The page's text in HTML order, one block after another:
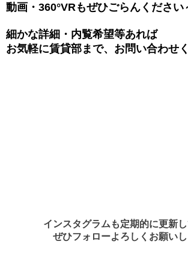
動画・360°VRもぜひごらんくださ
細かな詳細・内覧希望等あれば
お気軽に賃貸部まで、お問い合わせ
インスタグラムも定期的に更新
ぜひフォローよろしくお願い